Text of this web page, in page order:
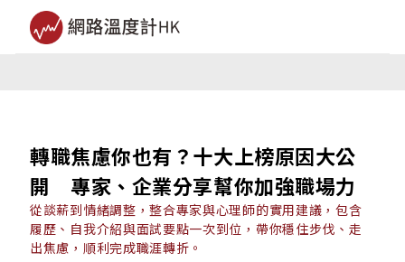
轉職焦慮你也有？十大上榜原因大公
開 專家、企業分享幫你加強職場力
從談薪到情緒調整，整合專家與心理師的實用建議，包含
履歷、自我介紹與面試要點一次到位，帶你穩住步伐、走
出焦慮，順利完成職涯轉折。